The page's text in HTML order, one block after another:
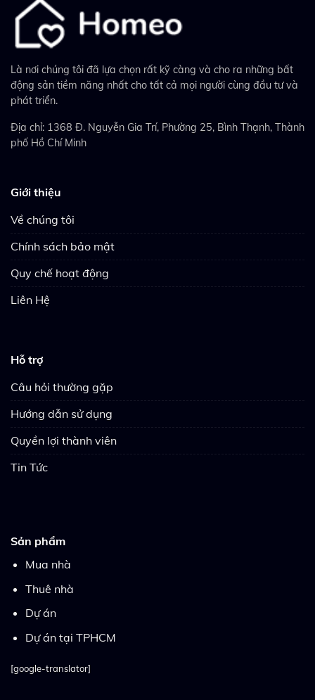
Là nơi chúng tôi đã lựa chọn rất kỹ càng và cho ra những bất
động sản tiềm năng nhất cho tất cả mọi người cùng đầu tư và
phát triển.
Địa chỉ: 1368 Đ. Nguyễn Gia Trí, Phường 25, Bình Thạnh, Thành
phố Hồ Chí Minh
Giới thiệu
Về chúng tôi
Chính sách bảo mật
Quy chế hoạt động
Liên Hệ
Hỗ trợ
Câu hỏi thường gặp
Hướng dẫn sử dụng
Quyền lợi thành viên
Tin Tức
Sản phẩm
Mua nhà
Thuê nhà
Dự án
Dự án tại TPHCM
[google-translator]